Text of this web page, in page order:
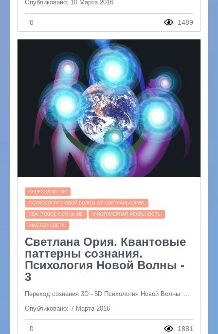
Опубликовано: 10 Марта 2016
0 1489
ПЕРЕХОД 3D- 5D
ПСИХОЛОГИЯ НОВОЙ ВОЛНЫ ОТ СВЕТЛАНЫ ОРИЯ
КВАНТОВОЕ СОЗНАНИЕ МНОГОМЕРНАЯ РЕАЛЬНОСТЬ
МАСТЕР СВЕТА
Светлана Ория. Квантовые
паттерны сознания.
Психология Новой Волны -
3
Переход сознания 3D - 5D Психология Новой Волны ...
Опубликовано: 7 Марта 2016
0 1881